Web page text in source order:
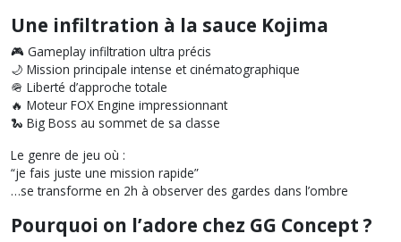
Une infiltration à la sauce Kojima
🎮 Gameplay infiltration ultra précis
🌙 Mission principale intense et cinématographique
🪖 Liberté d’approche totale
🔥 Moteur FOX Engine impressionnant
🐍 Big Boss au sommet de sa classe
Le genre de jeu où :
“je fais juste une mission rapide”
…se transforme en 2h à observer des gardes dans l’ombre
Pourquoi on l’adore chez GG Concept ?